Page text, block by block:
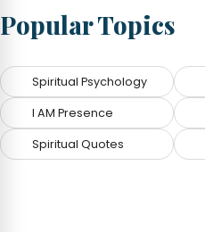
Popular Topics
Spiritual Psychology
I AM Presence
Spiritual Quotes